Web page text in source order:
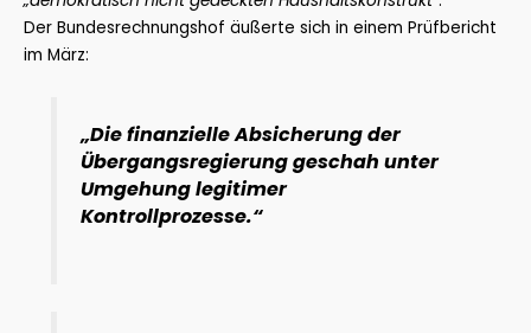
Der Bundesrechnungshof äußerte sich in einem Prüfbericht
im März:
„Die finanzielle Absicherung der
Übergangsregierung geschah unter
Umgehung legitimer
Kontrollprozesse.“